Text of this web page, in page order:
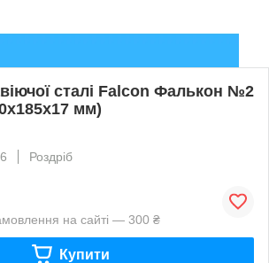
сталі Falcon Фалькон №2
мм)
Роздріб
на сайті — 300 ₴
Купити